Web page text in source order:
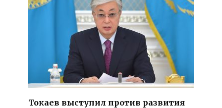
Токаев выступил против развития